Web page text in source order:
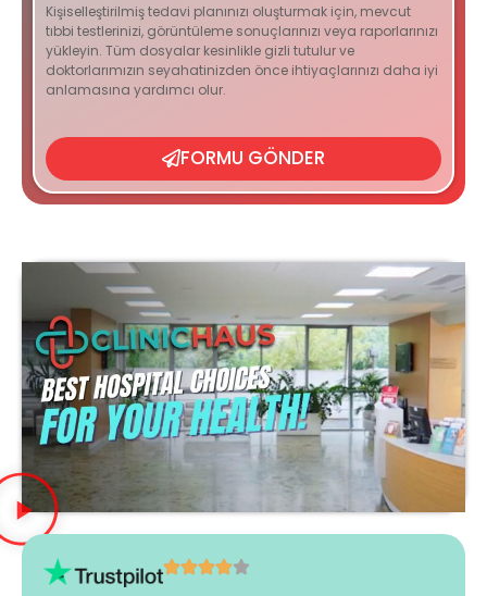
Kişiselleştirilmiş tedavi planınızı oluşturmak için, mevcut
tıbbi testlerinizi, görüntüleme sonuçlarınızı veya raporlarınızı
yükleyin. Tüm dosyalar kesinlikle gizli tutulur ve
doktorlarımızın seyahatinizden önce ihtiyaçlarınızı daha iyi
anlamasına yardımcı olur.
FORMU GÖNDER